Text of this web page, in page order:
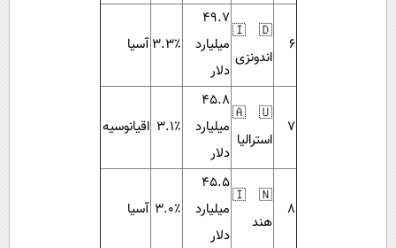
۶
🇮🇩
اندونزی
۴۹.۷
میلیارد
دلار
۳.۳٪آسیا
۷
🇦🇺
استرالیا
۴۵.۸
میلیارد
دلار
۳.۱٪ اقیانوسیه
۸
🇮🇳
هند
۴۵.۵
میلیارد
دلار
۳.۰٪ آسیا